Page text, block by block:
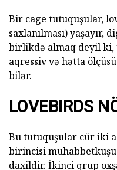
Bir cage tutuquşular,
saxlanılması) yaşayır,
birlikdə almaq deyil ki,
aqressiv və hətta
bilər.
LOVEBIRDS
Bu tutuquşular cür iki
birincisi
daxildir. İkinci qrup